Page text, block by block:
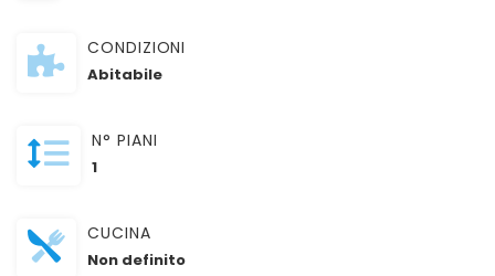
CONDIZIONI
Abitabile
N° PIANI
1
CUCINA
Non definito